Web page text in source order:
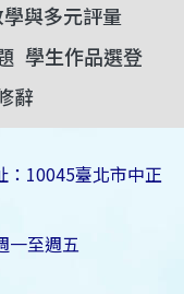
與多元評量
學生作品選登
辭
10045臺北市中正
一至週五